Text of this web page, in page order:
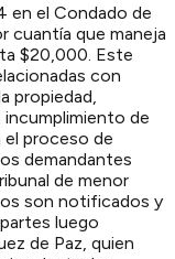
en el Condado de
cuantía que maneja
$20,000. Este
con
propiedad,
de
proceso de
demandantes
de menor
son notificados y
luego
de Paz, quien